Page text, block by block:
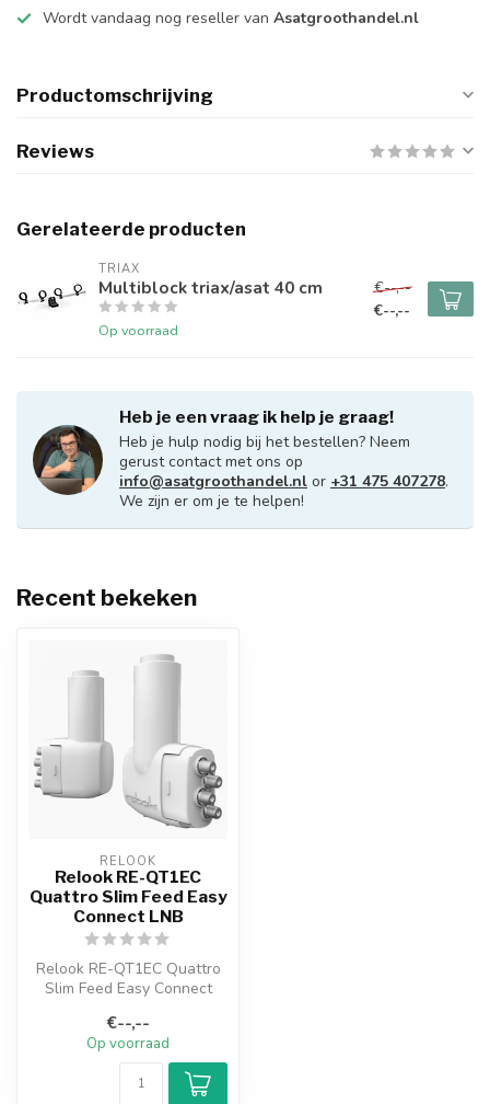
Wordt vandaag nog reseller van Asatgroothandel.nl
Productomschrijving
Reviews
Gerelateerde producten
TRIAX
Multiblock triax/asat 40 cm
Op voorraad
€--,--
€--,--
Heb je een vraag ik help je graag!
Heb je hulp nodig bij het bestellen? Neem
gerust contact met ons op
info@asatgroothandel.nl or +31 475 407278.
We zijn er om je te helpen!
Recent bekeken
RELOOK
Relook RE-QT1EC
Quattro Slim Feed Easy
Connect LNB
Relook RE-QT1EC Quattro
Slim Feed Easy Connect
Multiswi...
€--,--
Op voorraad